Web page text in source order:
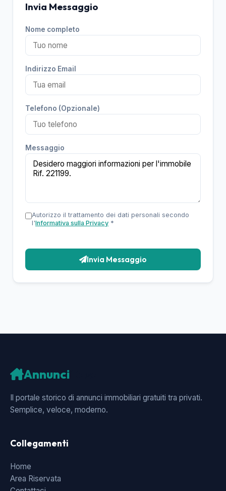
Invia Messaggio
Nome completo
Indirizzo Email
Telefono (Opzionale)
Messaggio
Autorizzo il trattamento dei dati personali secondo
l'Informativa sulla Privacy *
Invia Messaggio
Annunci
Il portale storico di annunci immobiliari gratuiti tra privati.
Semplice, veloce, moderno.
Collegamenti
Home
Area Riservata